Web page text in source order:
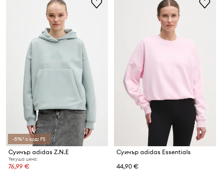
-5%* с код: FS
Суичър adidas Z.N.E
Текуща цена:
76,99 €
Суичър adidas Essentials
44,90 €